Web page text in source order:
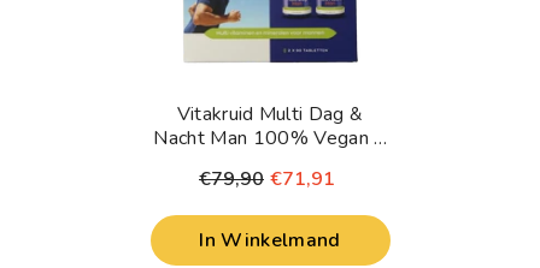
Vitakruid Multi Dag &
Nacht Man 100% Vegan 2
€79,90 €71,91
In Winkelmand